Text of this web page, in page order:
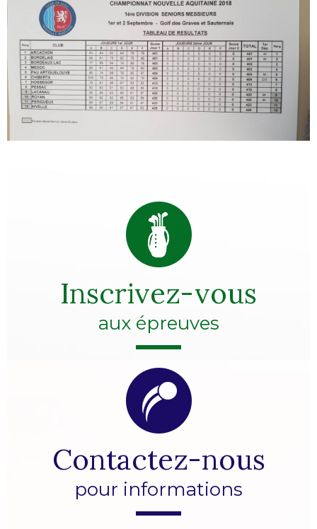
Inscrivez-vous
aux épreuves
Contactez-nous
pour informations